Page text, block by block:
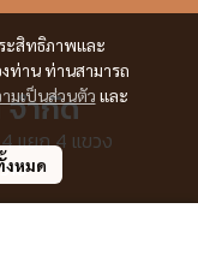
ะสิทธิภาพและ
ท่าน ท่านสามารถ
มเป็นส่วนตัว และ
หมด
จำกัด
แยก 4 แขวง